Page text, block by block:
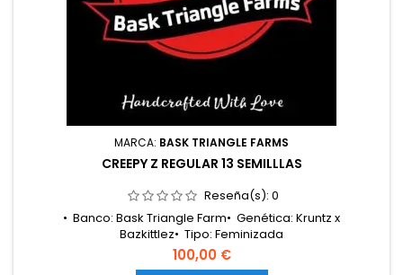
MARCA: BASK TRIANGLE FARMS
CREEPY Z REGULAR 13 SEMILLLAS
Reseña(s): 0
• Banco: Bask Triangle Farm• Genética: Kruntz x
Bazkittlez• Tipo: Feminizada
fotoperiódica• Clasificación: Híbrido 50/50• Floración: 8 – 9
semanas• Cosecha exterior: Principios de
100,00 €